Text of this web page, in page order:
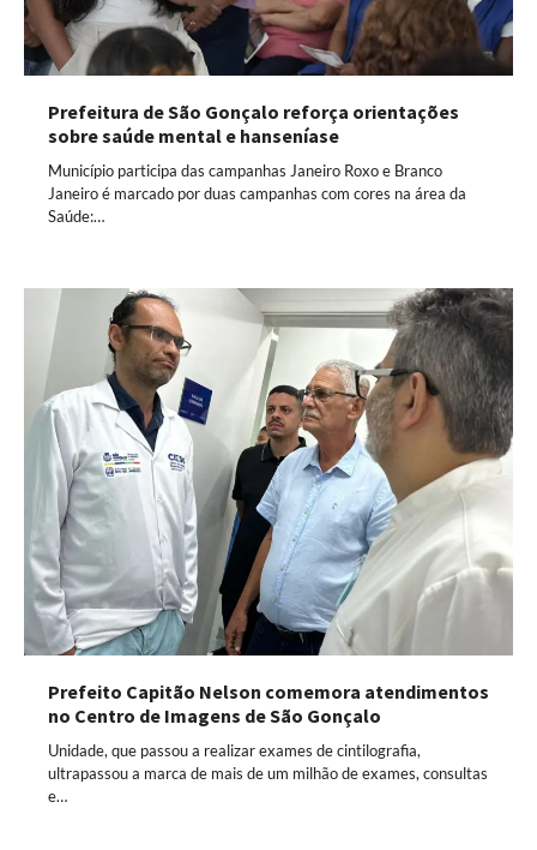
Prefeitura de São Gonçalo reforça orientações
sobre saúde mental e hanseníase
Município participa das campanhas Janeiro Roxo e Branco
Janeiro é marcado por duas campanhas com cores na área da
Saúde:…
Prefeito Capitão Nelson comemora atendimentos
no Centro de Imagens de São Gonçalo
Unidade, que passou a realizar exames de cintilografia,
ultrapassou a marca de mais de um milhão de exames, consultas
e…